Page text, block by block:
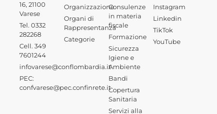
16, 21100
Varese
Tel. 0332
282268
Cell. 349
7601244
infovarese@conflombardia.it
PEC:
confvarese@pec.confinrete.it
Organizzazione
Organi di
Rappresentanza
Categorie
Consulenze
in materia
fiscale
Formazione
Sicurezza
Igiene e
Ambiente
Bandi
Copertura
Sanitaria
Servizi alla
Instagram
Linkedin
TikTok
YouTube